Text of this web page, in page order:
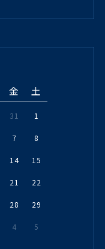
金 土
31 1
7 8
14 15
21 22
28 29
4 5